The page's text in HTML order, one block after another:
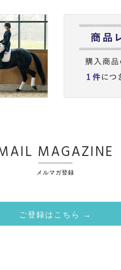
MAGAZINE
メルマガ登録
ご登録はこちら →